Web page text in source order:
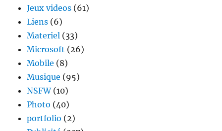
Jeux videos (61)
Liens (6)
Materiel (33)
Microsoft (26)
Mobile (8)
Musique (95)
NSFW(10)
Photo (40)
portfolio (2)